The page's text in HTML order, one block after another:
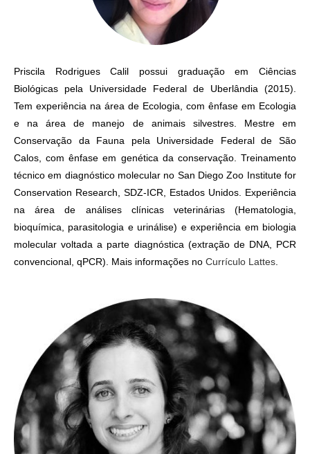
Priscila Rodrigues Calil possui graduação em Ciências
Biológicas pela Universidade Federal de Uberlândia (2015).
Tem experiência na área de Ecologia, com ênfase em Ecologia
e na área de manejo de animais silvestres. Mestre em
Conservação da Fauna pela Universidade Federal de São
Calos, com ênfase em genética da conservação. Treinamento
técnico em diagnóstico molecular no San Diego Zoo Institute for
Conservation Research, SDZ-ICR, Estados Unidos. Experiência
na área de análises clínicas veterinárias (Hematologia,
bioquímica, parasitologia e urinálise) e experiência em biologia
molecular voltada a parte diagnóstica (extração de DNA, PCR
convencional, qPCR). Mais informações no Currículo Lattes